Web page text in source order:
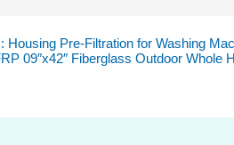
Housing Pre-Filtration for Washing
09″x42″ Fiberglass Outdoor Whole